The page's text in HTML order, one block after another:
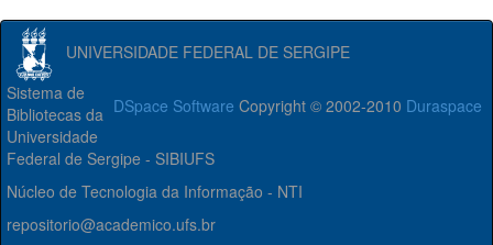
UNIVERSIDADE FEDERAL DE SERGIPE
DSpace Software Copyright © 2002-2010 Duraspace
Sistema de
Bibliotecas da
Universidade
Federal de Sergipe - SIBIUFS
Núcleo de Tecnologia da Informação - NTI
repositorio@academico.ufs.br